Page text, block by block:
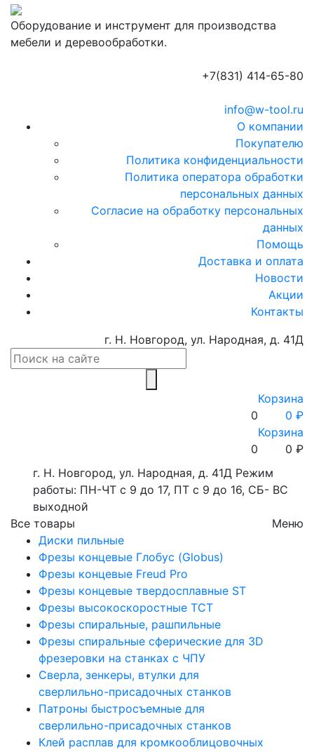
Оборудование и инструмент для производства
мебели и деревообработки.
+7(831) 414-65-80
info@w-tool.ru
О компании
Покупателю
Политика конфиденциальности
Политика оператора обработки
персональных данных
Согласие на обработку персональных
данных
Помощь
Доставка и оплата
Новости
Акции
Контакты
г. Н. Новгород, ул. Народная, д. 41Д
0
Корзина
0 ₽
0
Корзина
0 ₽
г. Н. Новгород, ул. Народная, д. 41Д Режим
работы: ПН-ЧТ с 9 до 17, ПТ с 9 до 16, СБ- ВС
выходной
Все товары
Диски пильные
Фрезы концевые Глобус (Globus)
Фрезы концевые Freud Pro
Фрезы концевые твердосплавные ST
Фрезы высокоскоростные ТСТ
Фрезы спиральные, рашпильные
Фрезы спиральные сферические для 3D
фрезеровки на станках с ЧПУ
Сверла, зенкеры, втулки для
сверлильно-присадочных станков
Патроны быстросъемные для
сверлильно-присадочных станков
Клей расплав для кромкооблицовочных
Меню